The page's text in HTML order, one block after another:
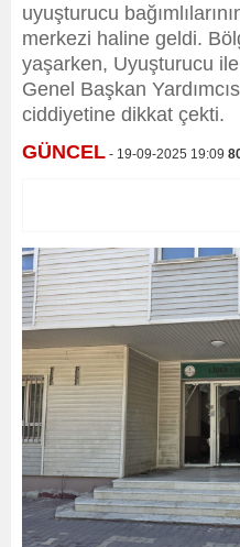
uyuşturucu
merkezi haline geldi.
yaşarken, Uyuşturucu
Genel Başkan
ciddiyetine dikkat çekti.
GÜNCEL - 19-09-2025 19:09